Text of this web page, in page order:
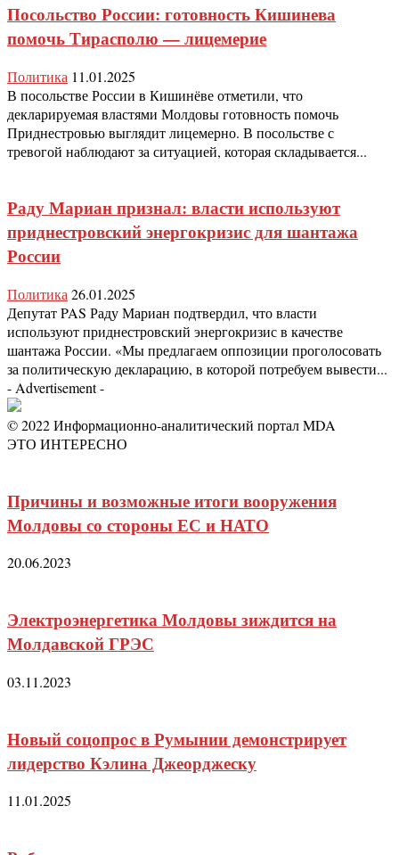
Посольство России: готовность Кишинева
помочь Тирасполю — лицемерие
Политика 11.01.2025
В посольстве России в Кишинёве отметили, что
декларируемая властями Молдовы готовность помочь
Приднестровью выглядит лицемерно. В посольстве с
тревогой наблюдают за ситуацией, которая складывается...
Раду Мариан признал: власти используют
приднестровский энергокризис для шантажа
России
Политика 26.01.2025
Депутат PAS Раду Мариан подтвердил, что власти
используют приднестровский энергокризис в качестве
шантажа России. «Мы предлагаем оппозиции проголосовать
за политическую декларацию, в которой потребуем вывести...
- Advertisement -
© 2022 Информационно-аналитический портал MDA
ЭТО ИНТЕРЕСНО
Причины и возможные итоги вооружения
Молдовы со стороны ЕС и НАТО
20.06.2023
Электроэнергетика Молдовы зиждится на
Молдавской ГРЭС
03.11.2023
Новый соцопрос в Румынии демонстрирует
лидерство Кэлина Джеорджеску
11.01.2025